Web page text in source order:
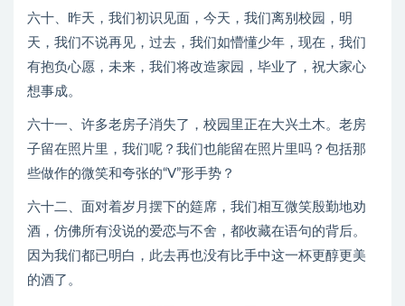
六十、昨天，我们初识见面，今天，我们离别校园，明
天，我们不说再见，过去，我们如懵懂少年，现在，我们
有抱负心愿，未来，我们将改造家园，毕业了，祝大家心
想事成。
六十一、许多老房子消失了，校园里正在大兴土木。老房
子留在照片里，我们呢？我们也能留在照片里吗？包括那
些做作的微笑和夸张的“V”形手势？
六十二、面对着岁月摆下的筵席，我们相互微笑殷勤地劝
酒，仿佛所有没说的爱恋与不舍，都收藏在语句的背后。
因为我们都已明白，此去再也没有比手中这一杯更醇更美
的酒了。